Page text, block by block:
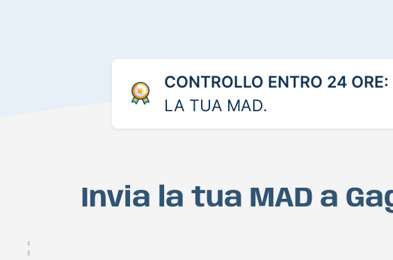
CONTROLLO ENTRO 24 ORE:
LA TUA MAD.
Invia la tua MAD a